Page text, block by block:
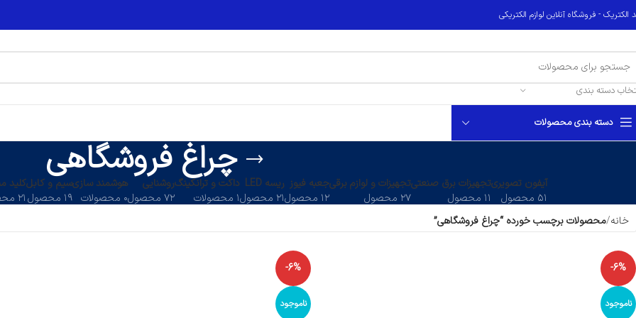
الکتریک - فروشگاه آنلاین لوازم الکتریکی
دسته بندی
دسته بندی محصولات
چراغ فروشگاهی
آیفون تصویری
۵۱ محصول
تجهیزات برق صنعتی
۱۱ محصول
تجهیزات و لوازم برقی
۲۷ محصول
جعبه فیوز
۱۲ محصول
ریسه LED
۲۱ محصول
داکت و ترانکینگ
۱ محصولات
روشنایی
۷۲ محصول
هوشمند سازی
۰ محصولات
سیم و کابل
۱۹ محصول
کلید
۲۱ محصول
خانه محصولات برچسب خورده “چراغ فروشگاهی”
-6%
ناموجود
-6%
ناموجود